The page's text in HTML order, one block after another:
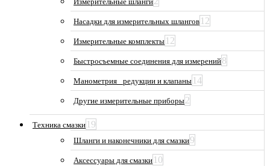
Насадки для измерительных шлангов 12
Измерительные комплекты 12
Быстросъемные соединения для измерений8
Манометрия_ редукции и клапаны 14
Другие измерительные приборы2
Техника смазки 19
Шланги и наконечники для смазки9
Аксессуары для смазки 10